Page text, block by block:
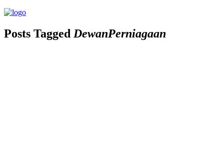
Posts Tagged DewanPerniagaan